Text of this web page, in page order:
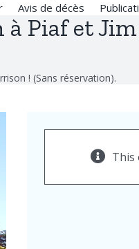
Avis de décès
à Piaf et
! (Sans réservation).
This